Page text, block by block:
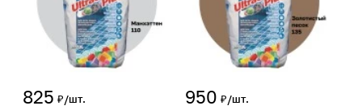
825 ₽/шт.
950 ₽/шт.